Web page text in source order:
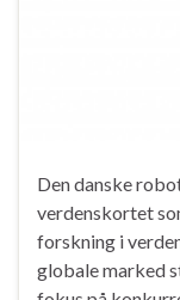
Den danske
verdenskortet
forskning i
globale marked